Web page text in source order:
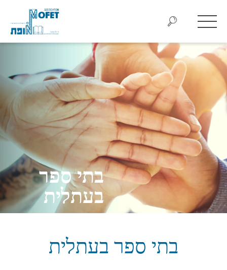
בתי ספר
בעתלית
בתי ספר בעתלית